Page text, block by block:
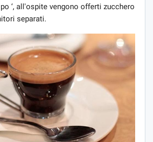
‘, all'ospite vengono offerti zucchero
separati.